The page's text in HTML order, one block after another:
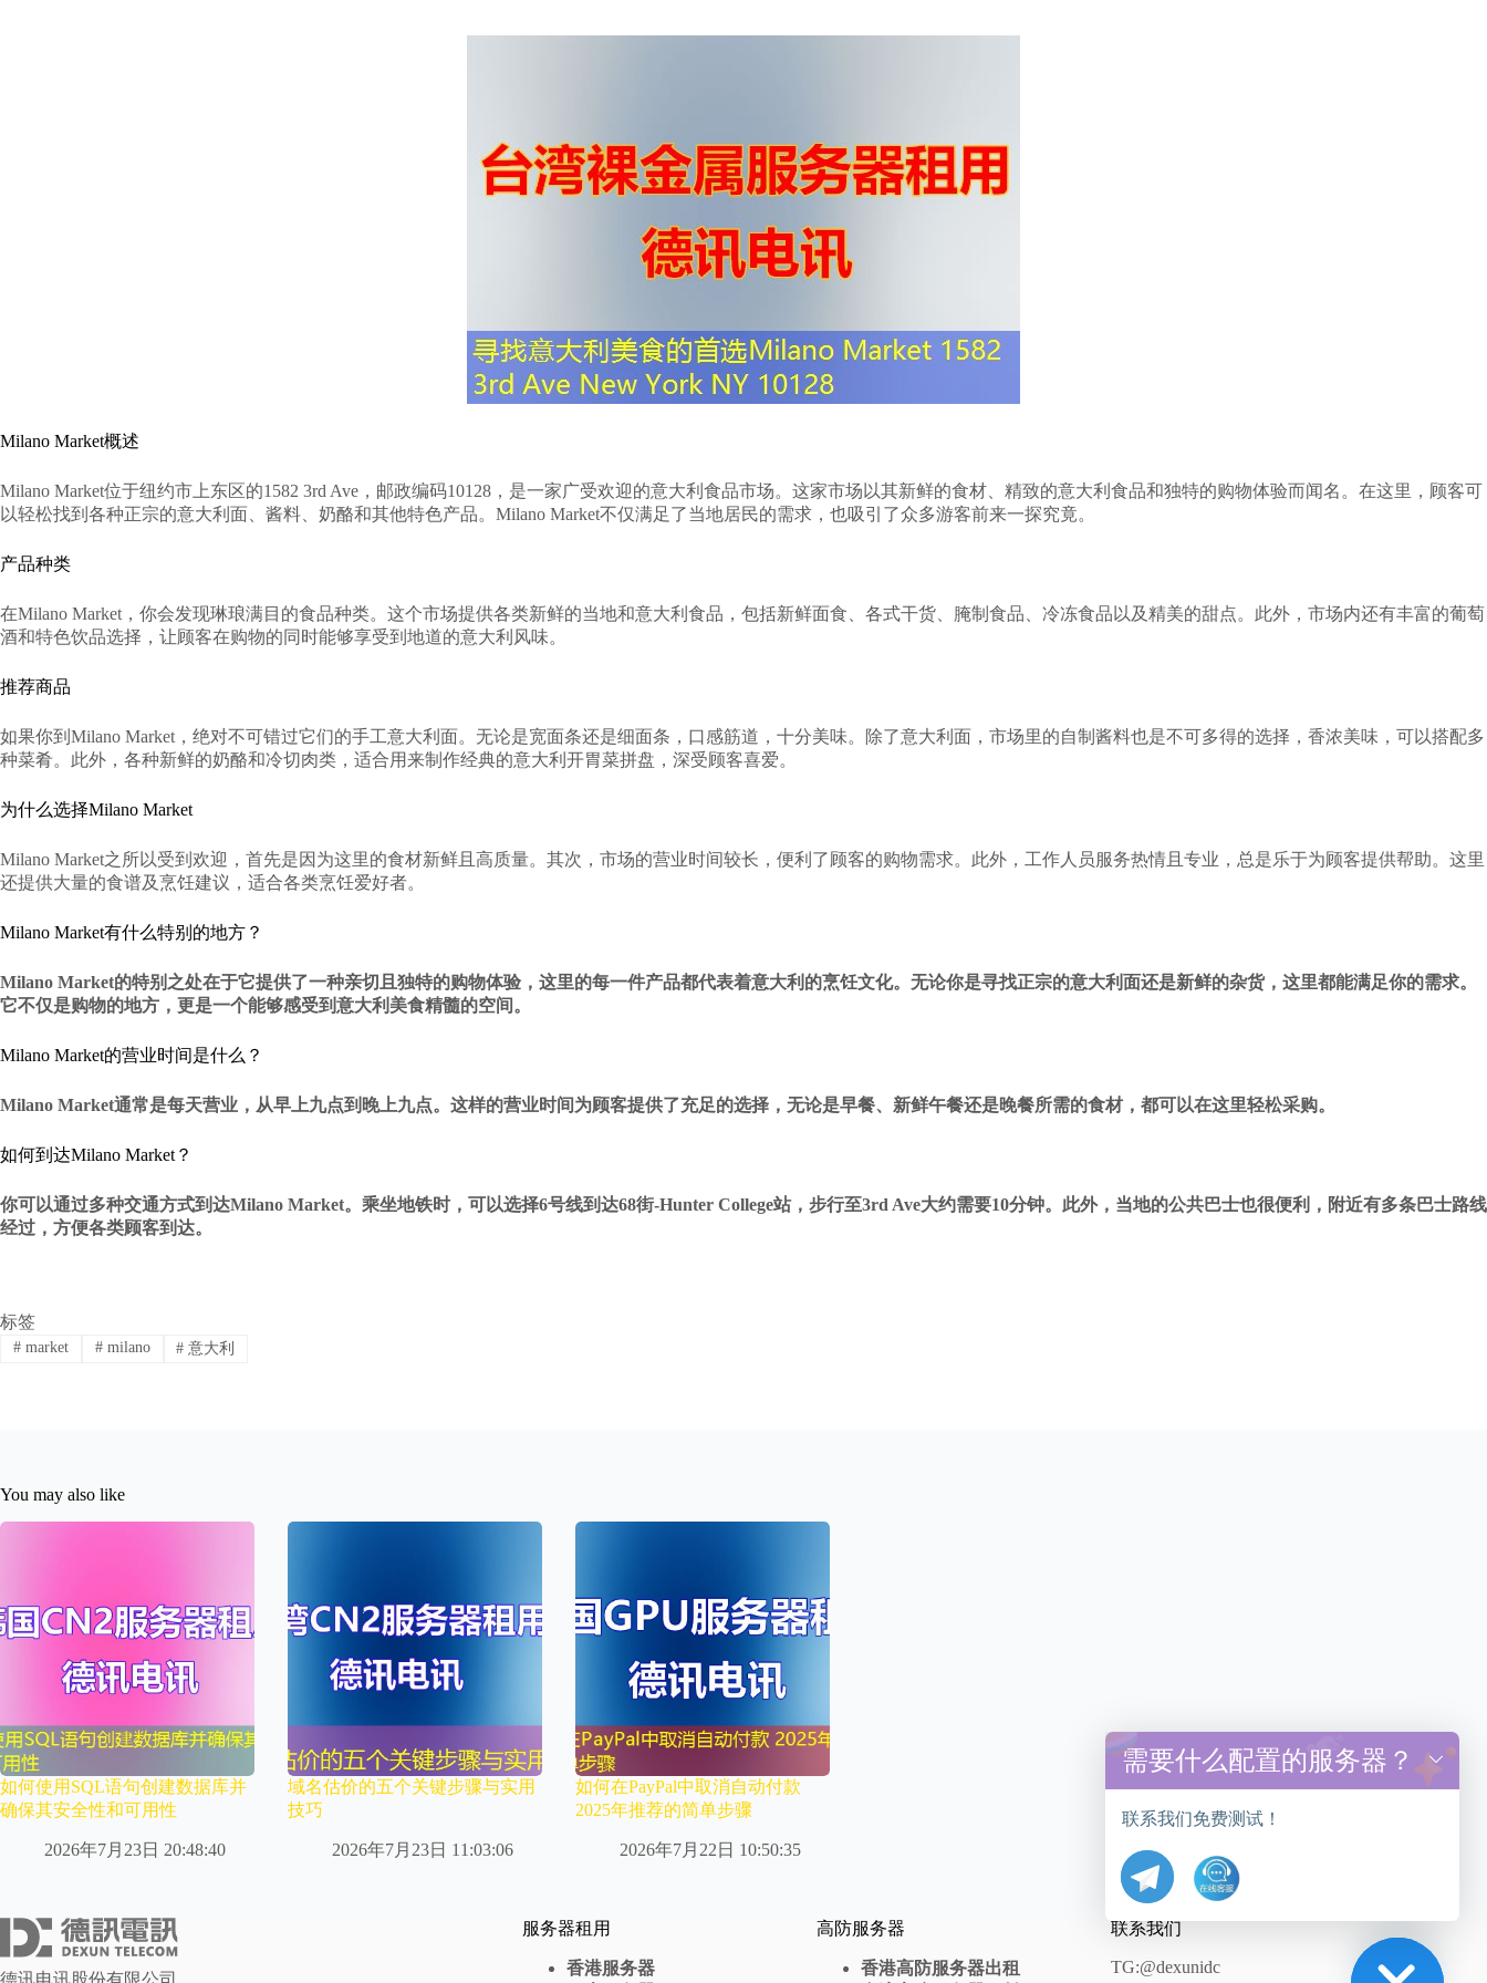
Milano Market概述
Milano Market位于纽约市上东区的1582 3rd Ave，邮政编码10128，是一家广受欢迎的意大利食品市场。这家市场以其新鲜的食材、精致的意大利食品和独特的购物体验而闻名。在这里，顾客可
以轻松找到各种正宗的意大利面、酱料、奶酪和其他特色产品。Milano Market不仅满足了当地居民的需求，也吸引了众多游客前来一探究竟。
产品种类
在Milano Market，你会发现琳琅满目的食品种类。这个市场提供各类新鲜的当地和意大利食品，包括新鲜面食、各式干货、腌制食品、冷冻食品以及精美的甜点。此外，市场内还有丰富的葡萄
酒和特色饮品选择，让顾客在购物的同时能够享受到地道的意大利风味。
推荐商品
如果你到Milano Market，绝对不可错过它们的手工意大利面。无论是宽面条还是细面条，口感筋道，十分美味。除了意大利面，市场里的自制酱料也是不可多得的选择，香浓美味，可以搭配多
种菜肴。此外，各种新鲜的奶酪和冷切肉类，适合用来制作经典的意大利开胃菜拼盘，深受顾客喜爱。
为什么选择Milano Market
Milano Market之所以受到欢迎，首先是因为这里的食材新鲜且高质量。其次，市场的营业时间较长，便利了顾客的购物需求。此外，工作人员服务热情且专业，总是乐于为顾客提供帮助。这里
还提供大量的食谱及烹饪建议，适合各类烹饪爱好者。
Milano Market有什么特别的地方？
Milano Market的特别之处在于它提供了一种亲切且独特的购物体验，这里的每一件产品都代表着意大利的烹饪文化。无论你是寻找正宗的意大利面还是新鲜的杂货，这里都能满足你的需求。
它不仅是购物的地方，更是一个能够感受到意大利美食精髓的空间。
Milano Market的营业时间是什么？
Milano Market通常是每天营业，从早上九点到晚上九点。这样的营业时间为顾客提供了充足的选择，无论是早餐、新鲜午餐还是晚餐所需的食材，都可以在这里轻松采购。
如何到达Milano Market？
你可以通过多种交通方式到达Milano Market。乘坐地铁时，可以选择6号线到达68街-Hunter College站，步行至3rd Ave大约需要10分钟。此外，当地的公共巴士也很便利，附近有多条巴士路线
经过，方便各类顾客到达。
标签
#market #milano # 意大利
You may also like
如何使用SQL语句创建数据库并
确保其安全性和可用性
2026年7月23日 20:48:40
域名估价的五个关键步骤与实用
技巧
2026年7月23日 11:03:06
如何在PayPal中取消自动付款
2025年推荐的简单步骤
2026年7月22日 10:50:35
服务器租用
香港服务器
高防服务器
香港高防服务器出租
联系我们
TG:@dexunidc
t
需要什么配置的服务器？
联系我们免费测试！